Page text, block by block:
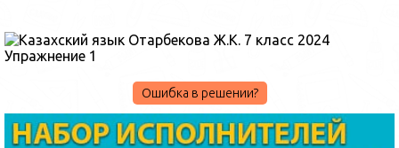
Ошибка в решении?